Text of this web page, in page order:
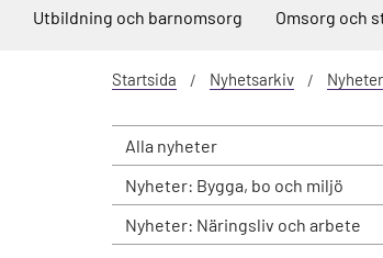
Utbildning och barnomsorg Omsorg och
Startsida Nyhetsarkiv Nyheter
Alla nyheter
Nyheter: Bygga, bo och miljö
Nyheter: Näringsliv och arbete